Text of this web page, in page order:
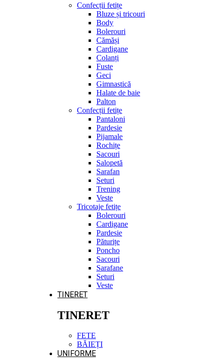
Confecții fetițe
Bluze și tricouri
Body
Bolerouri
Cămăși
Cardigane
Colanți
Fuste
Geci
Gimnastică
Halate de baie
Palton
Confecții fetițe
Pantaloni
Pardesie
Pijamale
Rochițe
Sacouri
Salopetă
Sarafan
Seturi
Trening
Veste
Tricotaje fetițe
Bolerouri
Cardigane
Pardesie
Păturițe
Poncho
Sacouri
Sarafane
Seturi
Veste
TINERET
TINERET
FETE
BĂIEȚI
UNIFORME